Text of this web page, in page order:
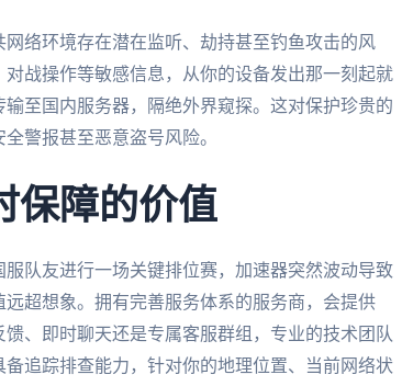
络环境存在潜在监听、劫持甚至钓鱼攻击的风
战操作等敏感信息，从你的设备发出那一刻起就
至国内服务器，隔绝外界窥探。这对保护珍贵的
警报甚至恶意盗号风险。
保障的价值
队友进行一场关键排位赛，加速器突然波动导致
超想象。拥有完善服务体系的服务商，会提供
、即时聊天还是专属客服群组，专业的技术团队
追踪排查能力，针对你的地理位置、当前网络状